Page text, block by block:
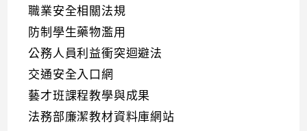
職業安全相關法規
防制學生藥物濫用
公務人員利益衝突迴避法
交通安全入口網
藝才班課程教學與成果
法務部廉潔教材資料庫網站